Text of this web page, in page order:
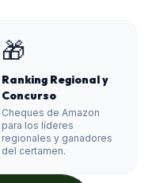
🎁
Ranking Regional y
Concurso
Cheques de Amazon
para los líderes
regionales y ganadores
del certamen.